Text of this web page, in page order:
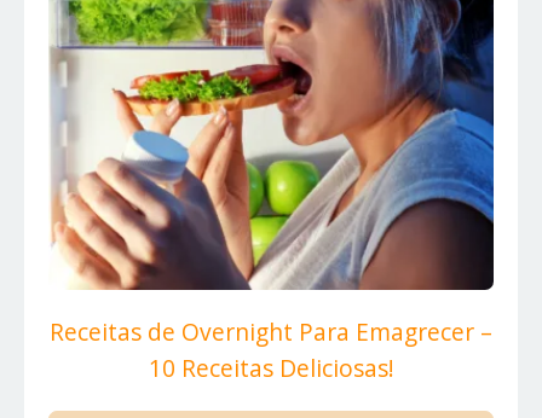
Receitas de Overnight Para Emagrecer –
10 Receitas Deliciosas!